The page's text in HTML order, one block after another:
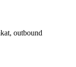
outbound